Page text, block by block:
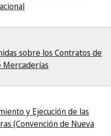
sobre los Contratos de
y Ejecución de las
(Convención de Nueva